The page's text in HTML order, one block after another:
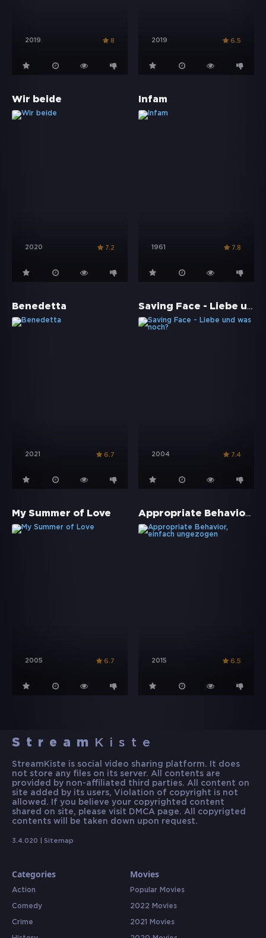
2019 8 2019 6.5
Wir beide
2020 7.2
Infam
1961 7.8
Benedetta
2021 6.7
Saving Face - Liebe und was noch?
2004 7.4
My Summer of Love
2005 6.7
Appropriate Behavior, einfach ungezogen
2015 6.5
Stream Kiste
StreamKiste is social video sharing platform. It does
not store any files on its server. All contents are
provided by non-affiliated third parties. All content on
site added by its users, Violation of copyright is not
allowed. If you believe your copyrighted content
shared on site, please visit DMCA page. All copyrigted
contents will be taken down upon request.
3.4.020 | Sitemap
Categories
Action
Comedy
Crime
Movies
Popular Movies
2022 Movies
2021 Movies